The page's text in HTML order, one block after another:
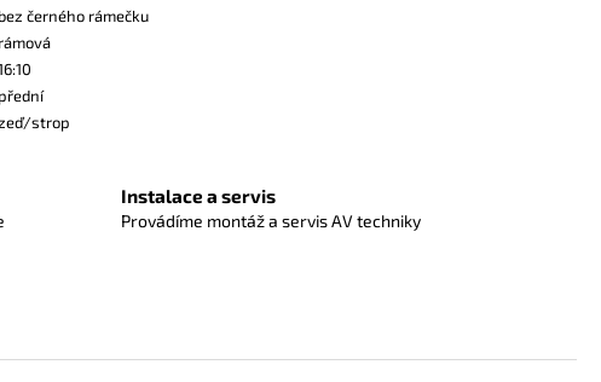
bez černého rámečku
rámová
přední
strop
Instalace a servis
Provádíme montáž a servis AV techniky